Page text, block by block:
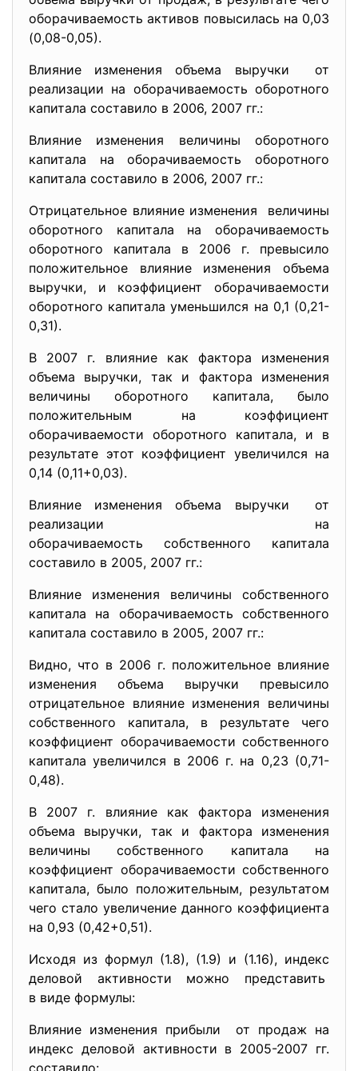
оборачиваемость активов повысилась на 0,03
(0,08-0,05).
Влияние изменения объема выручки от
реализации на оборачиваемость оборотного
капитала составило в 2006, 2007 гг.:
Влияние изменения величины оборотного
капитала на оборачиваемость оборотного
капитала составило в 2006, 2007 гг.:
Отрицательное влияние изменения величины
оборотного капитала на оборачиваемость
оборотного капитала в 2006 г. превысило
положительное влияние изменения объема
выручки, и коэффициент оборачиваемости
оборотного капитала уменьшился на 0,1 (0,21-
0,31).
В 2007 г. влияние как фактора изменения
объема выручки, так и фактора изменения
величины оборотного капитала, было
положительным на коэффициент
оборачиваемости оборотного капитала, и в
результате этот коэффициент увеличился на
0,14 (0,11+0,03).
Влияние изменения объема выручки от
реализации на
оборачиваемость собственного капитала
составило в 2005, 2007 гг.:
Влияние изменения величины собственного
капитала на оборачиваемость собственного
капитала составило в 2005, 2007 гг.:
Видно, что в 2006 г. положительное влияние
изменения объема выручки превысило
отрицательное влияние изменения величины
собственного капитала, в результате чего
коэффициент оборачиваемости собственного
капитала увеличился в 2006 г. на 0,23 (0,71-
0,48).
В 2007 г. влияние как фактора изменения
объема выручки, так и фактора изменения
величины собственного капитала на
коэффициент оборачиваемости собственного
капитала, было положительным, результатом
чего стало увеличение данного коэффициента
на 0,93 (0,42+0,51).
Исходя из формул (1.8), (1.9) и (1.16), индекс
деловой активности можно представить
в виде формулы:
Влияние изменения прибыли от продаж на
индекс деловой активности в 2005-2007 гг.
составило: